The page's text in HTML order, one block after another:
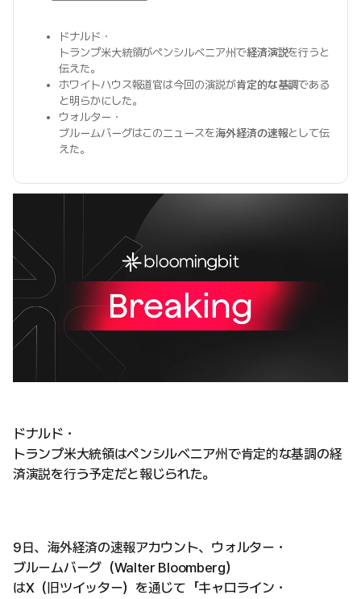
ドナルド・
トランプ米大統領がペンシルベニア州で経済演説を行うと
伝えた。
ホワイトハウス報道官は今回の演説が肯定的な基調である
と明らかにした。
ウォルター・
ブルームバーグはこのニュースを海外経済の速報として伝
えた。
ドナルド・
トランプ米大統領はペンシルベニア州で肯定的な基調の経
済演説を行う予定だと報じられた。
9日、海外経済の速報アカウント、ウォルター・
ブルームバーグ（Walter Bloomberg）
はX（旧ツイッター）を通じて「キャロライン・